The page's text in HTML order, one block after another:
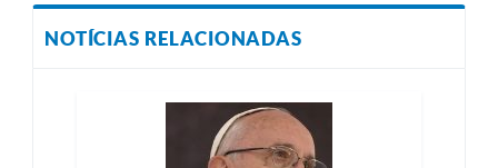
NOTÍCIAS RELACIONADAS